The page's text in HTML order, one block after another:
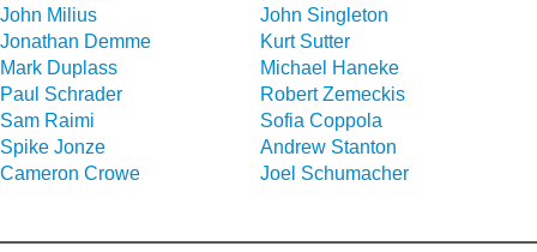
John Milius
John Singleton
Jonathan Demme
Kurt Sutter
Mark Duplass
Michael Haneke
Paul Schrader
Robert Zemeckis
Sam Raimi
Sofia Coppola
Spike Jonze
Andrew Stanton
Cameron Crowe
Joel Schumacher